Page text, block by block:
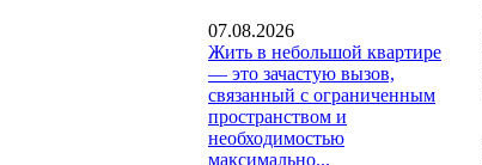
07.08.2026
Жить в небольшой квартире
— это зачастую вызов,
связанный с ограниченным
пространством и
необходимостью
максимально...